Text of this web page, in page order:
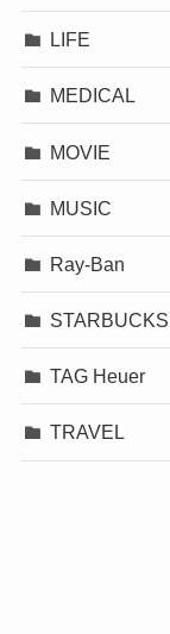
LIFE
MEDICAL
MOVIE
MUSIC
Ray-Ban
STARBUCKS
TAG Heuer
TRAVEL